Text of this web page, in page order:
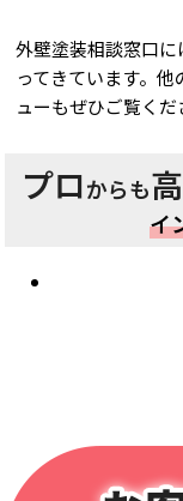
外壁塗装相談窓口に
ってきています。
ューもぜひご覧くだ
プロからも
イ